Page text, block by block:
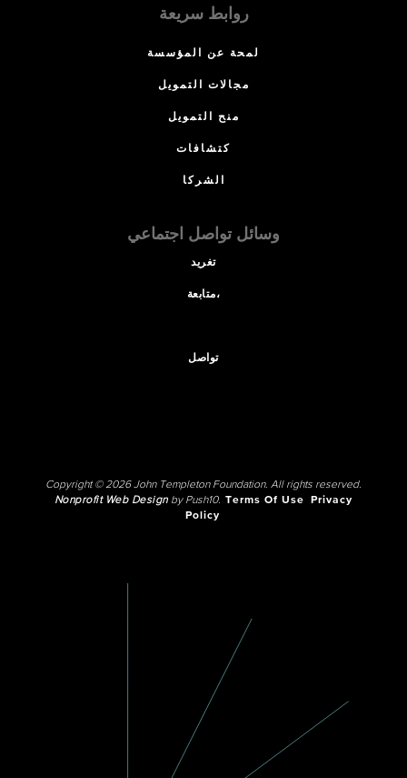
روابط سريعة
لمحة عن المؤسسة
مجالات التمويل
منح التمويل
كتشافات
الشركا
وسائل تواصل اجتماعي
تغريد
متابعة،
تواصل
Copyright © 2026 John Templeton Foundation. All rights reserved.
Nonprofit Web Designby Push10. Terms Of Use
Privacy
Policy